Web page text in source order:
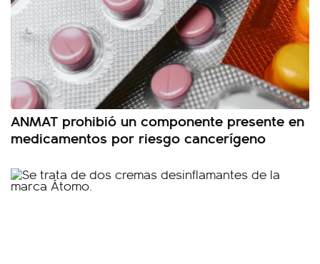
ANMAT prohibió un componente presente en
medicamentos por riesgo cancerígeno